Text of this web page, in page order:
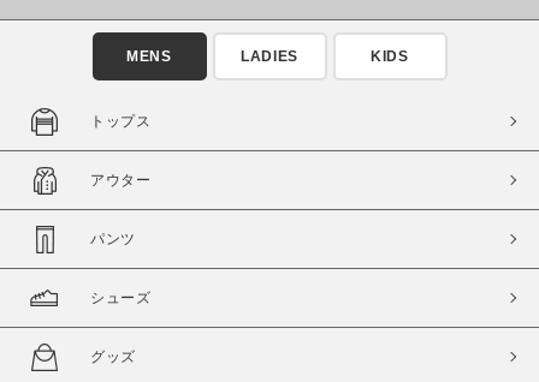
商品タイプ
通常商品 予約商品
在庫
在庫あり 在庫なし含む
MENS LADIES KIDS
トップス
アウター
パンツ
シューズ
グッズ